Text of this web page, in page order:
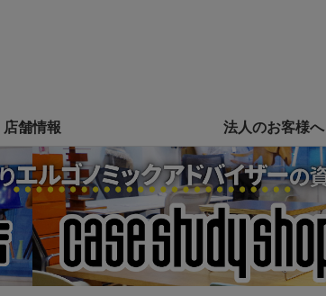
店舗情報 法人のお客様へ